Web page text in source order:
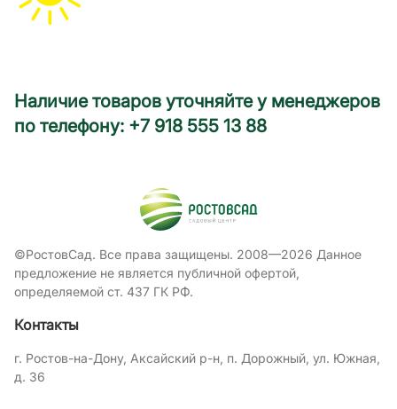
Наличие товаров уточняйте у менеджеров
по телефону: +7 918 555 13 88
©РостовСад. Все права защищены. 2008—2026 Данное
предложение не является публичной офертой,
определяемой ст. 437 ГК РФ.
Контакты
г. Ростов-на-Дону, Аксайский р-н, п. Дорожный, ул. Южная,
д. 36